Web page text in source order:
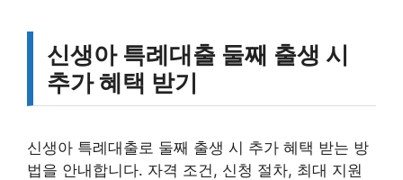
신생아 특례대출 둘째 출생 시
추가 혜택 받기
신생아 특례대출로 둘째 출생 시 추가 혜택 받는 방
법을 안내합니다. 자격 조건, 신청 절차, 최대 지원